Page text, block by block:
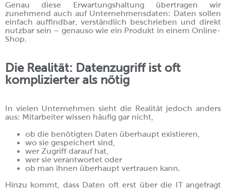
Genau diese Erwartungshaltung übertragen wir
zunehmend auch auf Unternehmensdaten: Daten sollen
einfach auffindbar, verständlich beschrieben und direkt
nutzbar sein – genauso wie ein Produkt in einem Online-
Shop.
Die Realität: Datenzugriff ist oft
komplizierter als nötig
In vielen Unternehmen sieht die Realität jedoch anders
aus: Mitarbeiter wissen häufig gar nicht,
ob die benötigten Daten überhaupt existieren,
wo sie gespeichert sind,
wer Zugriff darauf hat,
wer sie verantwortet oder
ob man ihnen überhaupt vertrauen kann.
Hinzu kommt, dass Daten oft erst über die IT angefragt